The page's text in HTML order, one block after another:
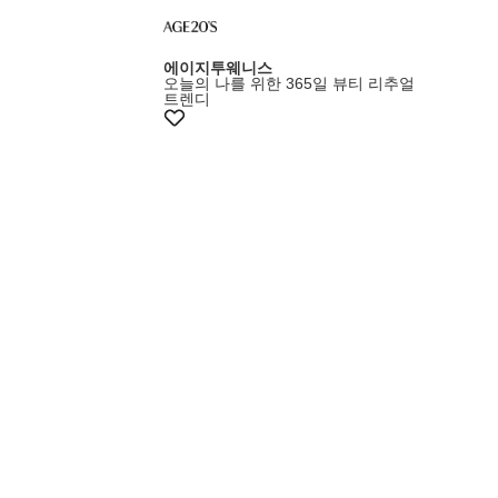
에이지투웨니스
오늘의 나를 위한 365일 뷰티 리추얼
트렌디